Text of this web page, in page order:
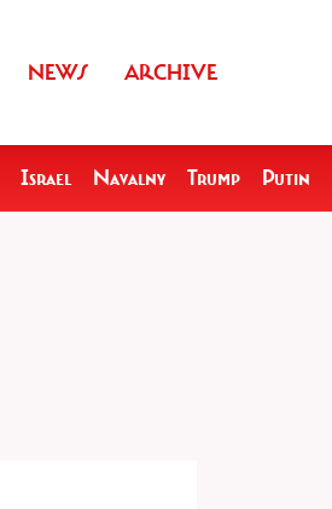
NEWS ARCHIVE
Israel Navalny Trump Putin